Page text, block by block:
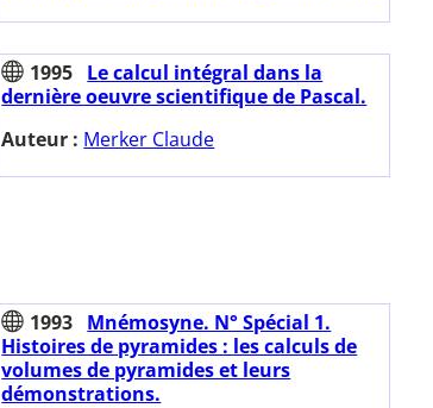
1995 Le calcul intégral dans la
dernière oeuvre scientifique de Pascal.
Auteur : Merker Claude
1993 Mnémosyne. N° Spécial 1.
Histoires de pyramides : les calculs de
volumes de pyramides et leurs
démonstrations.